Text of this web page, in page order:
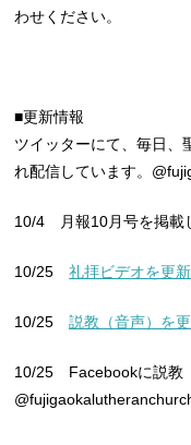
わせください。
■更新情報
ツイッターにて、毎日、
れ配信しています。
10/4 月報10月号を掲載
10/25礼拝ビデオを更新
10/25説教（音声）を更
10/25 Facebookに説教